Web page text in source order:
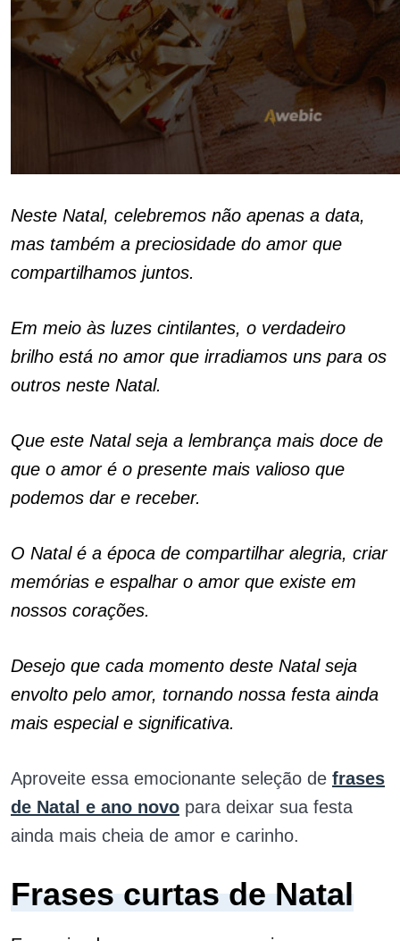
Neste Natal, celebremos não apenas a data,
mas também a preciosidade do amor que
compartilhamos juntos.
Em meio às luzes cintilantes, o verdadeiro
brilho está no amor que irradiamos uns para os
outros neste Natal.
Que este Natal seja a lembrança mais doce de
que o amor é o presente mais valioso que
podemos dar e receber.
O Natal é a época de compartilhar alegria, criar
memórias e espalhar o amor que existe em
nossos corações.
Desejo que cada momento deste Natal seja
envolto pelo amor, tornando nossa festa ainda
mais especial e significativa.
Aproveite essa emocionante seleção de frases
de Natal e ano novo para deixar sua festa
ainda mais cheia de amor e carinho.
Frases curtas de Natal